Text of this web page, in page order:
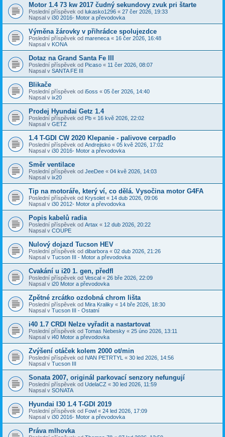
Motor 1.4 73 kw 2017 čudný sekundovy zvuk pri štarte
Poslední příspěvek od lukasko1296 « 27 čer 2026, 19:33
Napsal v i30 2016- Motor a převodovka
Výměna žárovky v přihrádce spolujezdce
Poslední příspěvek od mareneca « 16 čer 2026, 16:48
Napsal v KONA
Dotaz na Grand Santa Fe III
Poslední příspěvek od Picaso « 11 čer 2026, 08:07
Napsal v SANTA FE III
Blikače
Poslední příspěvek od i5oss « 05 čer 2026, 14:40
Napsal v ix20
Prodej Hyundai Getz 1.4
Poslední příspěvek od Pb « 16 kvě 2026, 22:02
Napsal v GETZ
1.4 T-GDI CW 2020 Klepanie - palivove cerpadlo
Poslední příspěvek od Andrejisko « 05 kvě 2026, 17:02
Napsal v i30 2016- Motor a převodovka
Směr ventilace
Poslední příspěvek od JeeDee « 04 kvě 2026, 14:03
Napsal v ix20
Tip na motoráře, který ví, co dělá. Vysočina motor G4FA
Poslední příspěvek od Krysolet « 14 dub 2026, 09:06
Napsal v i30 2012- Motor a převodovka
Popis kabelů radia
Poslední příspěvek od Artax « 12 dub 2026, 20:22
Napsal v COUPE
Nulový dojazd Tucson HEV
Poslední příspěvek od dibarbora « 02 dub 2026, 21:26
Napsal v Tucson III - Motor a převodovka
Cvakání u i20 1. gen, předfl
Poslední příspěvek od Vescal « 26 bře 2026, 22:09
Napsal v i20 Motor a převodovka
Zpětné zrcátko ozdobná chrom lišta
Poslední příspěvek od Mira Kraliky « 14 bře 2026, 18:30
Napsal v Tucson III - Ostatní
i40 1.7 CRDI Nelze vyřadit a nastartovat
Poslední příspěvek od Tomas Nebesky « 25 úno 2026, 13:11
Napsal v i40 Motor a převodovka
Zvýšení otáček kolem 2000 ot/min
Poslední příspěvek od IVAN PETRTYL « 30 led 2026, 14:56
Napsal v Tucson III
Sonata 2007, originál parkovací senzory nefungují
Poslední příspěvek od UdelaCZ « 30 led 2026, 11:59
Napsal v SONATA
Hyundai I30 1.4 T-GDI 2019
Poslední příspěvek od Fowl « 24 led 2026, 17:09
Napsal v i30 2016- Motor a převodovka
Práva mlhovka